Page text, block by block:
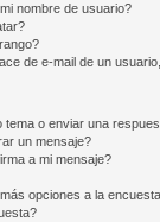
nombre de usuario?
de e-mail de un
o enviar una
un mensaje?
a mi mensaje?
opciones a la